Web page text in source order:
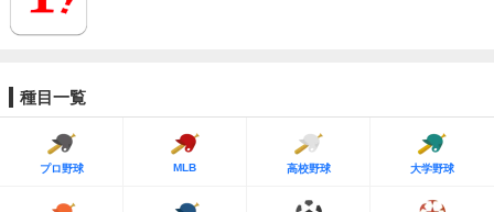
種目一覧
プロ野球 MLB 高校野球 大学野球